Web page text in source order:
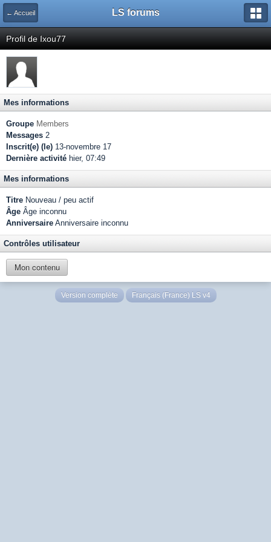
← Accueil LS forums
Profil de Ixou77
Mes informations
Groupe Members
Messages 2
Inscrit(e) (le) 13-novembre 17
Dernière activité hier, 07:49
Mes informations
Titre Nouveau / peu actif
Âge Âge inconnu
Anniversaire Anniversaire inconnu
Contrôles utilisateur
Mon contenu
Version complète Français (France) LS v4